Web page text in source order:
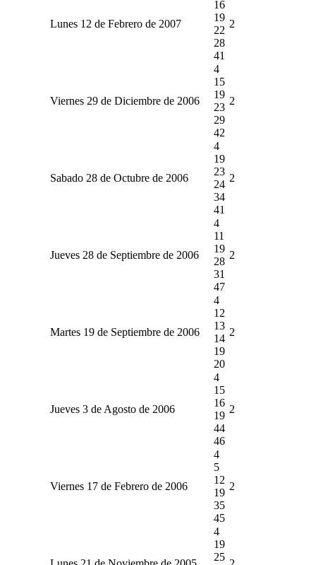
Lunes 12 de Febrero de 2007
16
19
22
28
41
2
Viernes 29 de Diciembre de 2006
4
15
19
23
29
42
2
Sabado 28 de Octubre de 2006
4
19
23
24
34
41
2
Jueves 28 de Septiembre de 2006
4
11
19
28
31
47
2
Martes 19 de Septiembre de 2006
4
12
13
14
19
20
2
Jueves 3 de Agosto de 2006
4
15
16
19
44
46
2
Viernes 17 de Febrero de 2006
4
5
12
19
35
45
2
4
19
25